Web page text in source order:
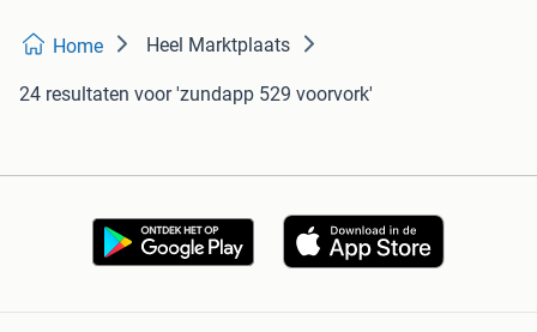
Home Heel Marktplaats
24 resultaten voor 'zundapp 529 voorvork'